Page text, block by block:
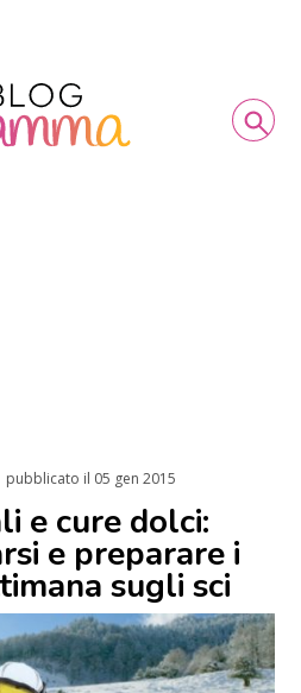
pubblicato il 05 gen 2015
e cure dolci:
e preparare i
sugli sci